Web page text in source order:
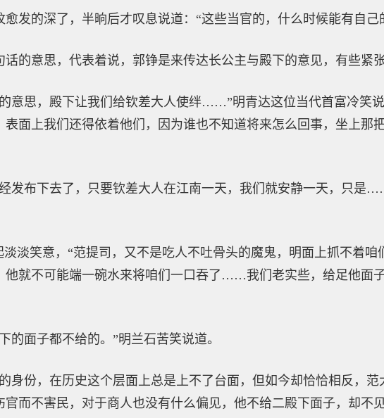
发的深了，半晌后才叹息说道：“这些当官的，什么时候能有自己
的意思，代表着说，郭铮是来传达长公主与殿下的意见，有些紧张
意思，殿下让我们给钦差大人使绊……”明青达这位当代首富冷笑
面上我们还得依着他们，因为谁也不知道将来怎么回事，坐上那
发布下去了，只要钦差大人在江南一天，我们就安静一天，只是
淡笑意，“范提司，又不是吃人不吐骨头的魔鬼，明面上抓不着咱
他就不可能端一碗水来将咱们一口吞了……我们老实些，给足他面
面子都不给的。”明兰石苦笑说道。
身份，在历史这个层面上总是上不了台面，但如今却恰恰相反，范
而不害民，对于商人也没有什么偏见，他不给二殿下面子，却不